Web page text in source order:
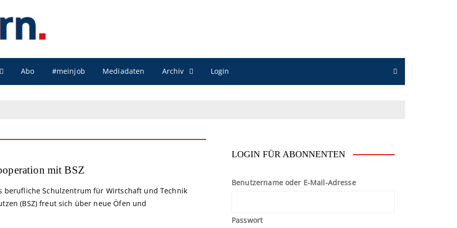
Abo #meinjob Mediadaten Archiv Login
mit BSZ
berufliche Schulzentrum für Wirtschaft und Technik
(BSZ) freut sich über neue Öfen und
LOGIN FÜR ABONNENTEN
Benutzername oder E-Mail-Adresse
Passwort